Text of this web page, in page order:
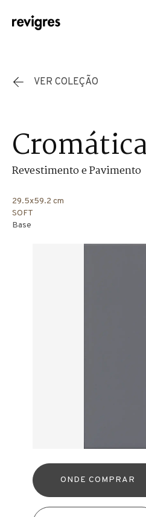
Saltar para o conteúdo principal
VER COLEÇÃO
Revestimento e Pavimento
29.5x59.2 cm
SOFT
Base
ONDE COMPRAR